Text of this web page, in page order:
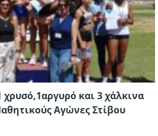
χρυσό,1αργυρό και 3 χάλκινα
Αγώνες Στίβου